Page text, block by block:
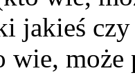
jakieś
może